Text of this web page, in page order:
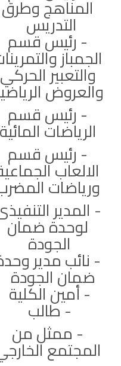
المناهج وطرق
التدريس
- رئيس قسم
الجمباز
والتعبير الحركي
والعروض
- رئيس قسم
الرياضات المائية
- رئيس قسم
الالعاب
ورياضات
- المدير
لوحدة ضمان
الجودة
- نائب مدير
ضمان الجودة
- أمين الكلية
- طالب
- ممثل من
المجتمع